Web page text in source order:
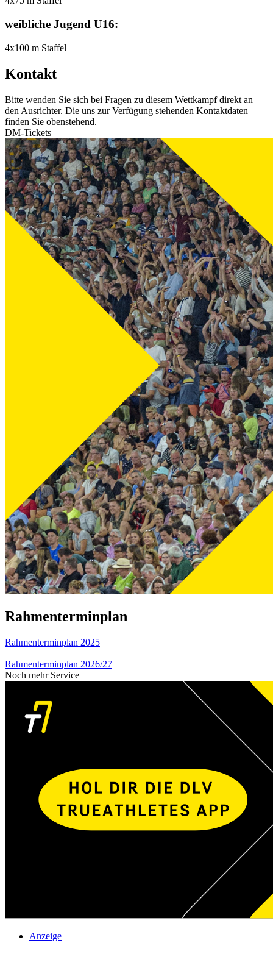
weibliche Jugend U16:
4x100 m Staffel
Kontakt
Bitte wenden Sie sich bei Fragen zu diesem Wettkampf direkt an
den Ausrichter. Die uns zur Verfügung stehenden Kontaktdaten
finden Sie obenstehend.
DM-Tickets
Rahmenterminplan
Rahmenterminplan 2025
Rahmenterminplan 2026/27
Noch mehr Service
Anzeige